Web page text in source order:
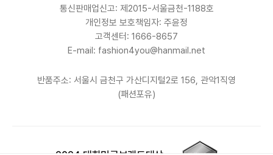
통신판매업신고: 제2015-서울금천-1188호
개인정보 보호책임자: 주윤정
고객센터: 1666-8657
E-mail: fashion4you@hanmail.net
반품주소: 서울시 금천구 가산디지털2로 156, 관악1직영
(패션포유)